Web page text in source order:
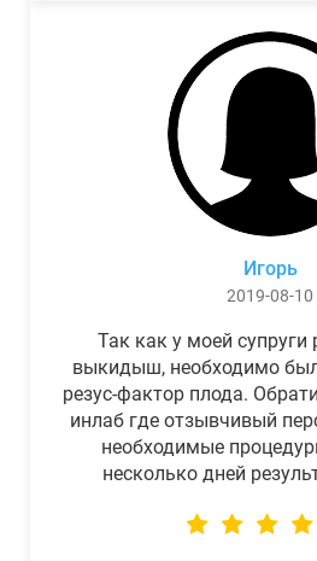
Игорь
2019-08-10
Так как у моей супруги
выкидыш, необходимо
резус-фактор плода.
инлаб где отзывчивый
необходимые
несколько дней